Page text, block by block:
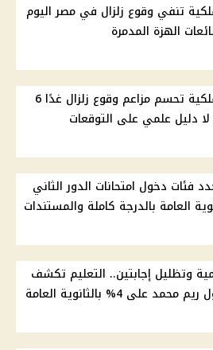
تنفي وقوع زلزال في مصر اليوم
الهزة المدمرة
البحوث الفلكية تحسم مزاعم وقوع زلزال غدًا 6
دليل علمي على التوقعات
فئات دخول امتحانات الدور الثاني
العامة بالدرجة كاملة والمستندات
وتظليل إجابتين.. التعليم تكشف
على 4% بالثانوية العامة